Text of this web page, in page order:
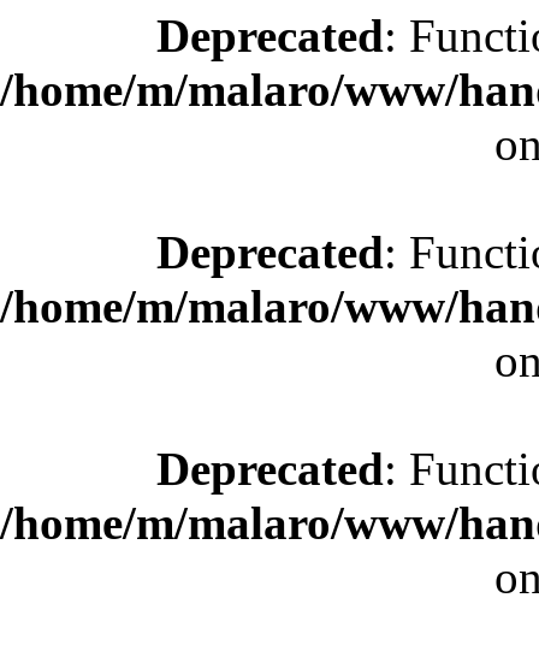
Deprecated:
/home/m/malaro/www/
Deprecated:
/home/m/malaro/www/
Deprecated:
/home/m/malaro/www/